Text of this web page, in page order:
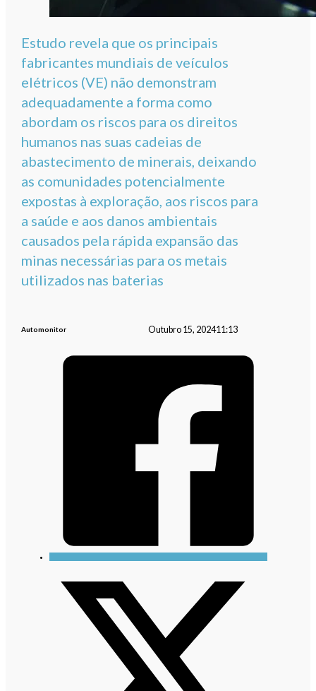
Estudo revela que os principais
fabricantes mundiais de veículos
elétricos (VE) não demonstram
adequadamente a forma como
abordam os riscos para os direitos
humanos nas suas cadeias de
abastecimento de minerais, deixando
as comunidades potencialmente
expostas à exploração, aos riscos para
a saúde e aos danos ambientais
causados pela rápida expansão das
minas necessárias para os metais
utilizados nas baterias
Automonitor Outubro 15, 202411:13